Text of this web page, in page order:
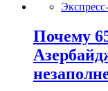
Почему